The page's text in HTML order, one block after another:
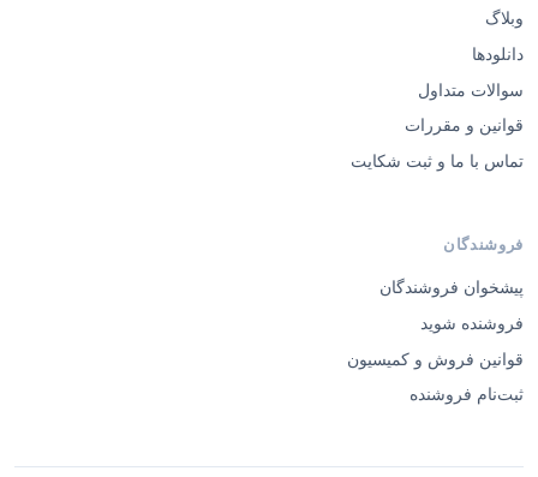
وبلاگ
دانلودها
سوالات متداول
قوانین و مقررات
تماس با ما و ثبت شکایت
فروشندگان
پیشخوان فروشندگان
فروشنده شوید
قوانین فروش و کمیسیون
ثبت‌نام فروشنده